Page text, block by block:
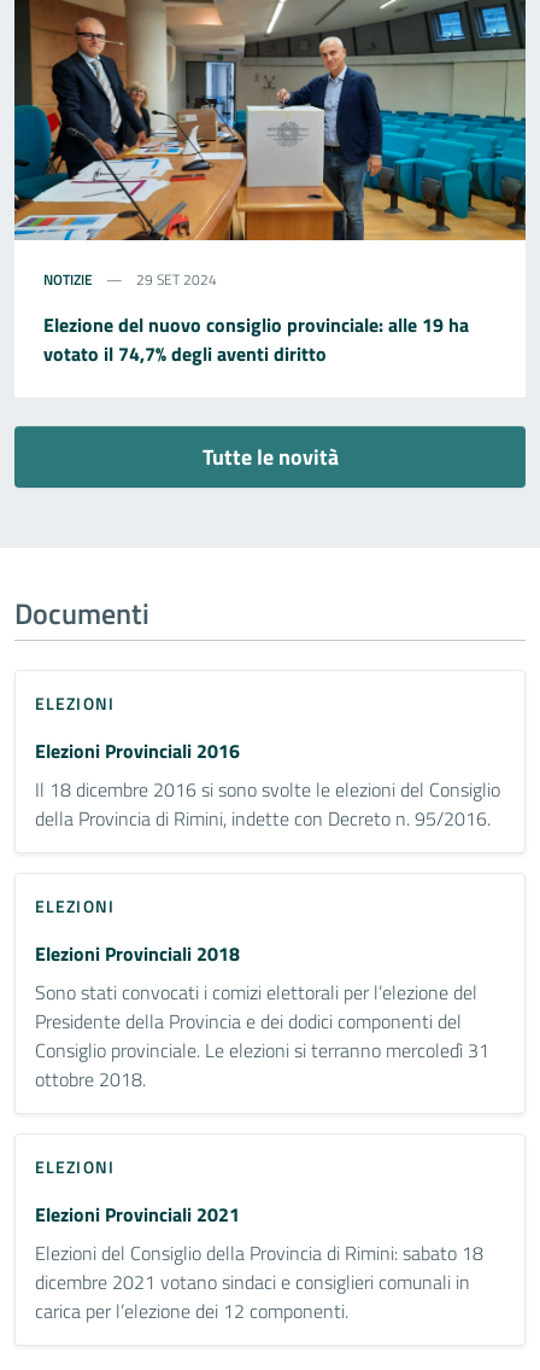
NOTIZIE 29 SET 2024
Elezione del nuovo consiglio provinciale: alle 19 ha
votato il 74,7% degli aventi diritto
Tutte le novità
Documenti
ELEZIONI
Elezioni Provinciali 2016
Il 18 dicembre 2016 si sono svolte le elezioni del Consiglio
della Provincia di Rimini, indette con Decreto n. 95/2016.
ELEZIONI
Elezioni Provinciali 2018
Sono stati convocati i comizi elettorali per l’elezione del
Presidente della Provincia e dei dodici componenti del
Consiglio provinciale. Le elezioni si terranno mercoledì 31
ottobre 2018.
ELEZIONI
Elezioni Provinciali 2021
Elezioni del Consiglio della Provincia di Rimini: sabato 18
dicembre 2021 votano sindaci e consiglieri comunali in
carica per l’elezione dei 12 componenti.